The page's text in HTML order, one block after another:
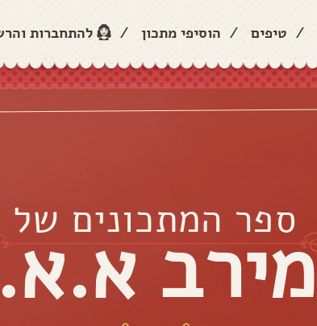
/ טיפים / הוסיפי מתכון / להתחברות
ספר המתכונים של
מירב